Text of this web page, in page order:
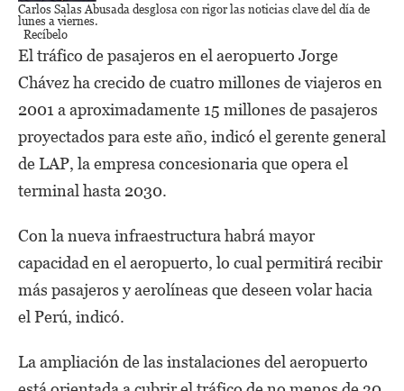
Carlos Salas Abusada desglosa con rigor las noticias clave del día de
lunes a viernes.
Recíbelo
El tráfico de pasajeros en el aeropuerto Jorge
Chávez ha crecido de cuatro millones de viajeros en
2001 a aproximadamente 15 millones de pasajeros
proyectados para este año, indicó el gerente general
de LAP, la empresa concesionaria que opera el
terminal hasta 2030.
Con la nueva infraestructura habrá mayor
capacidad en el aeropuerto, lo cual permitirá recibir
más pasajeros y aerolíneas que deseen volar hacia
el Perú, indicó.
La ampliación de las instalaciones del aeropuerto